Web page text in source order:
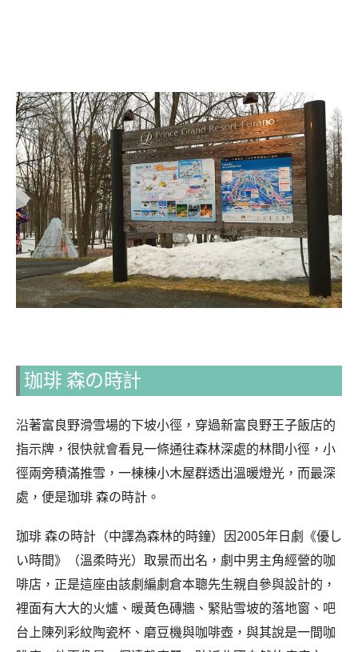
珈琲 森の時計
沿著富良野滑雪場的下坡小徑，穿過新富良野王子飯店的
指示牌，很快就會看見一條通往森林深處的林間小徑，小
徑兩旁積滿推雪，一棟棟小木屋群透出溫暖燈光，而最深
處，便是珈琲 森の時計。
珈琲 森の時計（中譯為森林的時鐘）因2005年日劇《優し
い時間》（溫柔時光）取景而出名，劇中男主角經營的咖
啡店，正是這座由該劇編劇倉本聰先生親自參與設計的，
裡面有大大的火爐、暖黃色磚牆、緊貼雪坡的落地窗、吧
台上陳列彩紋陶瓷杯、磨豆機與咖啡壺，與其說是一間咖